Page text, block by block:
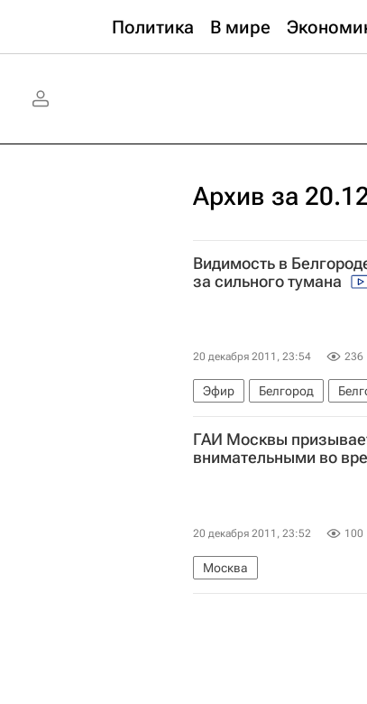
Политика В мире
Архив за
Видимость в
за сильного тумана
20 декабря 2011, 23:54 236
Эфир Белгород
ГАИ Москвы
внимательными во
20 декабря 2011, 23:52 100
Москва